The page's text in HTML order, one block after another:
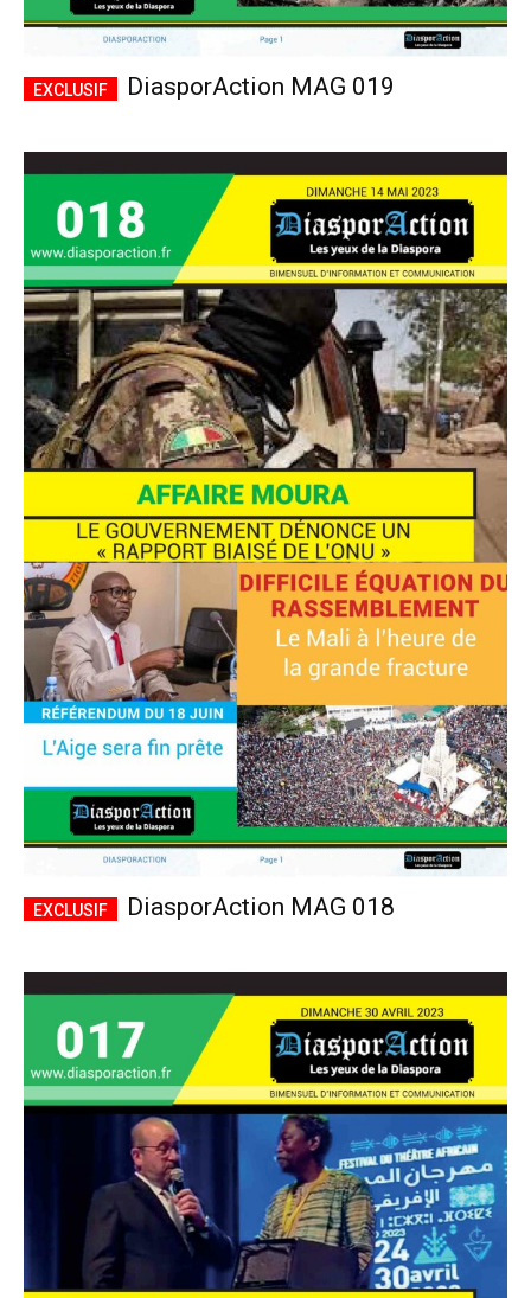
DiasporAction MAG 019
DiasporAction MAG 018